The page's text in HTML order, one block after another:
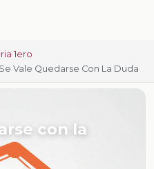
1ero
Vale Quedarse Con La Duda
con la